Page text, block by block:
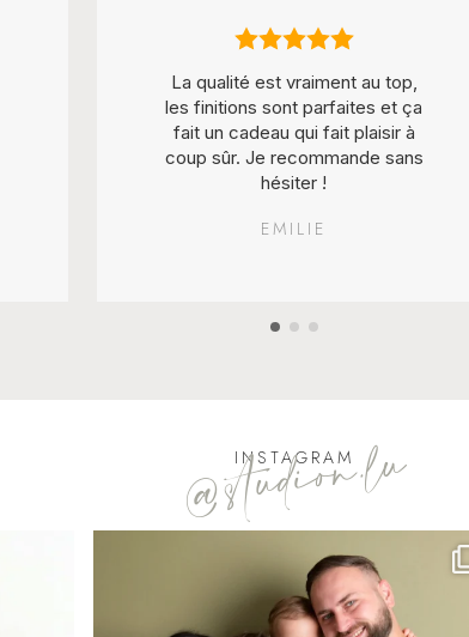
La qualité est vraiment au top,
les finitions sont parfaites et ça
fait un cadeau qui fait plaisir à
coup sûr. Je recommande sans
hésiter !
EMILIE
INSTAGRAM
@studion.lu